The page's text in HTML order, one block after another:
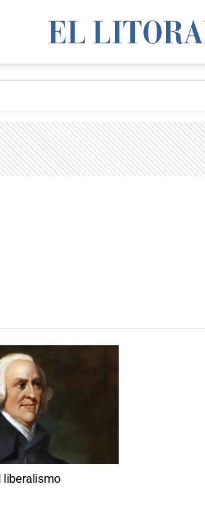
liberalismo